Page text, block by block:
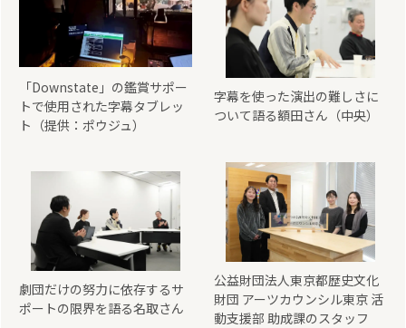
「Downstate」の鑑賞サポー
トで使用された字幕タブレッ
ト（提供：ポウジュ）
字幕を使った演出の難しさに
ついて語る額田さん（中央）
劇団だけの努力に依存するサ
ポートの限界を語る名取さん
公益財団法人東京都歴史文化
財団 アーツカウンシル東京 活
動支援部 助成課のスタッフ